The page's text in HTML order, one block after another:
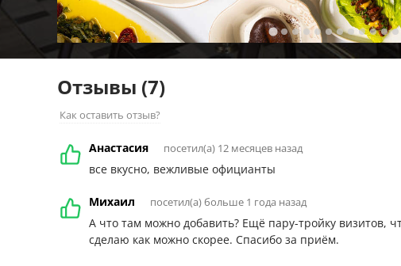
Отзывы (7)
Как оставить отзыв?
Анастасия посетил(а) 12 месяцев назад
все вкусно, вежливые официанты
Михаил посетил(а) больше 1 года назад
А что там можно добавить? Ещё пару-тройку визитов,
сделаю как можно скорее. Спасибо за приём.